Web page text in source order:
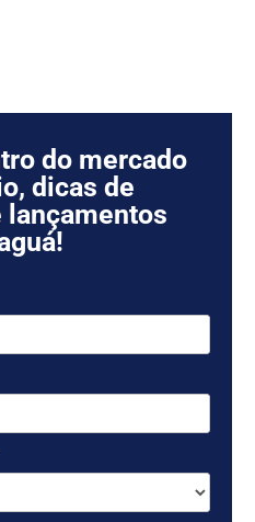
do mercado
dicas de
lançamentos